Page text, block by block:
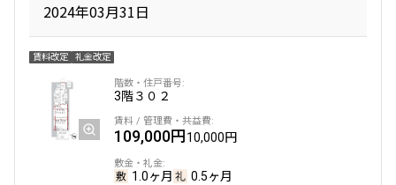
2024年03月31日
賃料改定 礼金改定
3階３０２
109,000円10,000円
1.0ヶ月 0.5ヶ月